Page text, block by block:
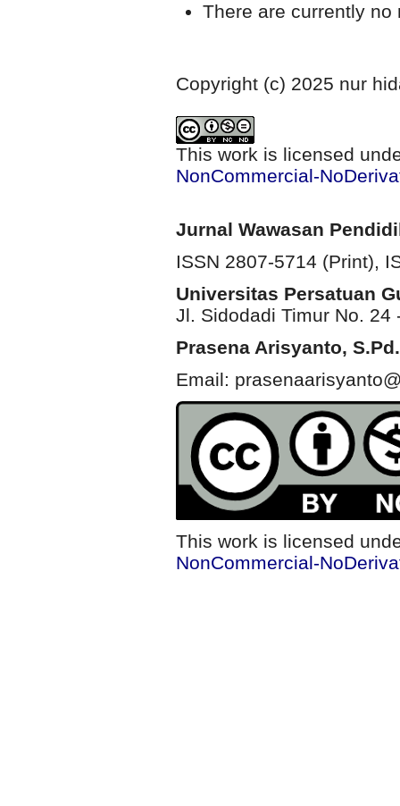
There are currently no
Copyright (c) 2025 nur
This work is licensed
NonCommercial-
Jurnal Wawasan
ISSN 2807-5714 (Print),
Universitas Persatuan
Jl. Sidodadi Timur No. 24
Prasena Arisyanto,
Email:
This work is licensed
NonCommercial-